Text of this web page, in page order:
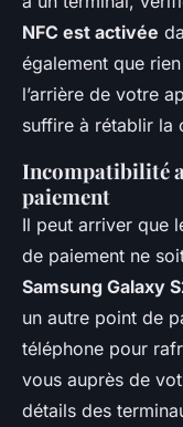
NFC est activée
également que
l’arrière de votre
suffire à rétablir la
Incompatibilité
paiement
Il peut arriver que
de paiement ne
Samsung Galaxy
un autre point de
téléphone pour
vous auprès de
détails des